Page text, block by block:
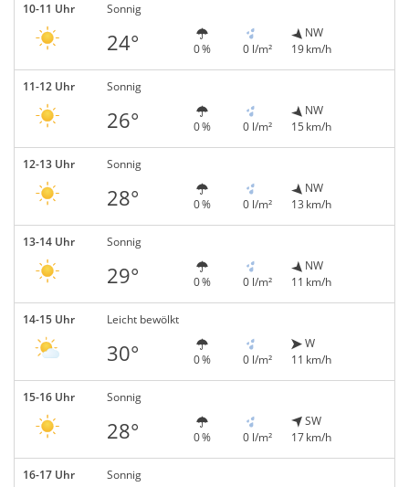
10-11 Uhr Sonnig
24° 0 % 0 l/m²
NW
19 km/h
11-12 Uhr Sonnig
26° 0 % 0 l/m²
NW
15 km/h
12-13 Uhr Sonnig
28° 0 % 0 l/m²
NW
13 km/h
13-14 Uhr Sonnig
29° 0 % 0 l/m²
NW
11 km/h
14-15 Uhr Leicht bewölkt
30° 0 % 0 l/m²
W
11 km/h
15-16 Uhr Sonnig
28° 0 % 0 l/m²
SW
17 km/h
16-17 Uhr Sonnig